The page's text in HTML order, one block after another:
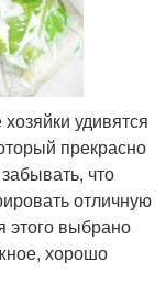
удивятся
прекрасно
что
отличную
этого выбрано
хорошо